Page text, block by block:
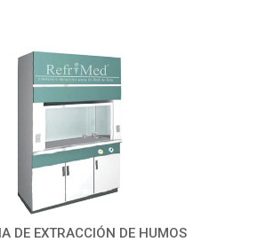
DE EXTRACCIÓN DE HUMOS